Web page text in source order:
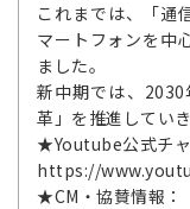
これまでは、「通
マートフォンを中
ました。
新中期では、
革」を推進していき
★Youtube公式チャ
https://
★CM・協賛情報：